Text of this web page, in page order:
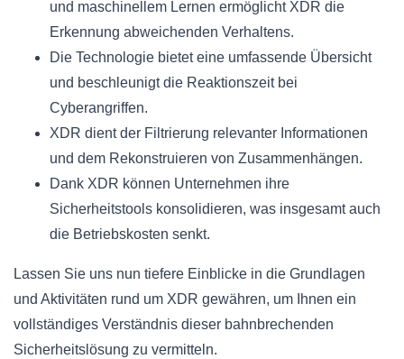
und maschinellem Lernen ermöglicht XDR die
Erkennung abweichenden Verhaltens.
Die Technologie bietet eine umfassende Übersicht
und beschleunigt die Reaktionszeit bei
Cyberangriffen.
XDR dient der Filtrierung relevanter Informationen
und dem Rekonstruieren von Zusammenhängen.
Dank XDR können Unternehmen ihre
Sicherheitstools konsolidieren, was insgesamt auch
die Betriebskosten senkt.
Lassen Sie uns nun tiefere Einblicke in die Grundlagen
und Aktivitäten rund um XDR gewähren, um Ihnen ein
vollständiges Verständnis dieser bahnbrechenden
Sicherheitslösung zu vermitteln.